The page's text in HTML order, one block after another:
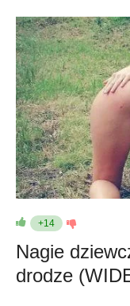
+14
Nagie
drodze